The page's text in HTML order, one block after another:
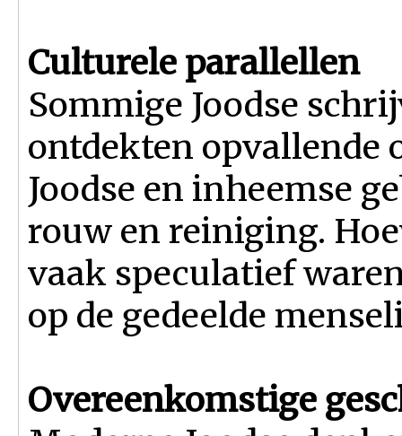
Culturele parallellen
Sommige Joodse
ontdekten opvallende
Joodse en inheemse
rouw en reiniging.
vaak speculatief
op de gedeelde
Overeenkomstige